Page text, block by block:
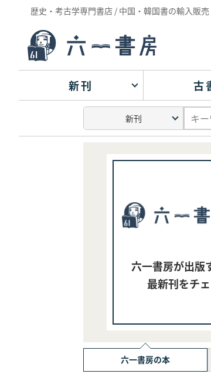
歴史・考古学専門書店 / 中国・韓国書の輸入販
新刊 古
六一書房が出版
最新刊をチ
六一書房の本